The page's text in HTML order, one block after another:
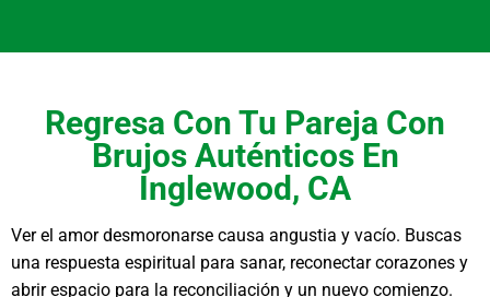
Regresa Con Tu Pareja Con
Brujos Auténticos En
Inglewood, CA
Ver el amor desmoronarse causa angustia y vacío. Buscas
una respuesta espiritual para sanar, reconectar corazones y
abrir espacio para la reconciliación y un nuevo comienzo.